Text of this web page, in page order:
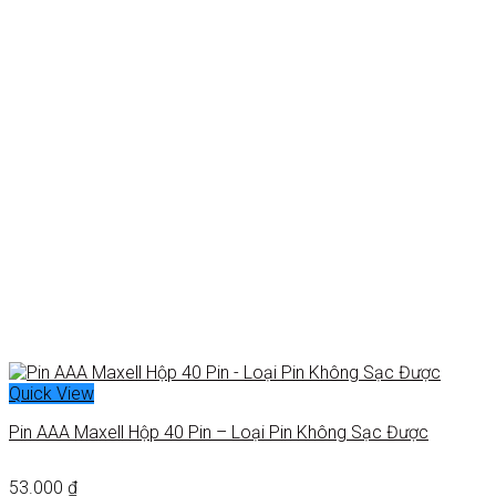
Quick View
Pin AAA Maxell Hộp 40 Pin – Loại Pin Không Sạc Được
53.000 ₫